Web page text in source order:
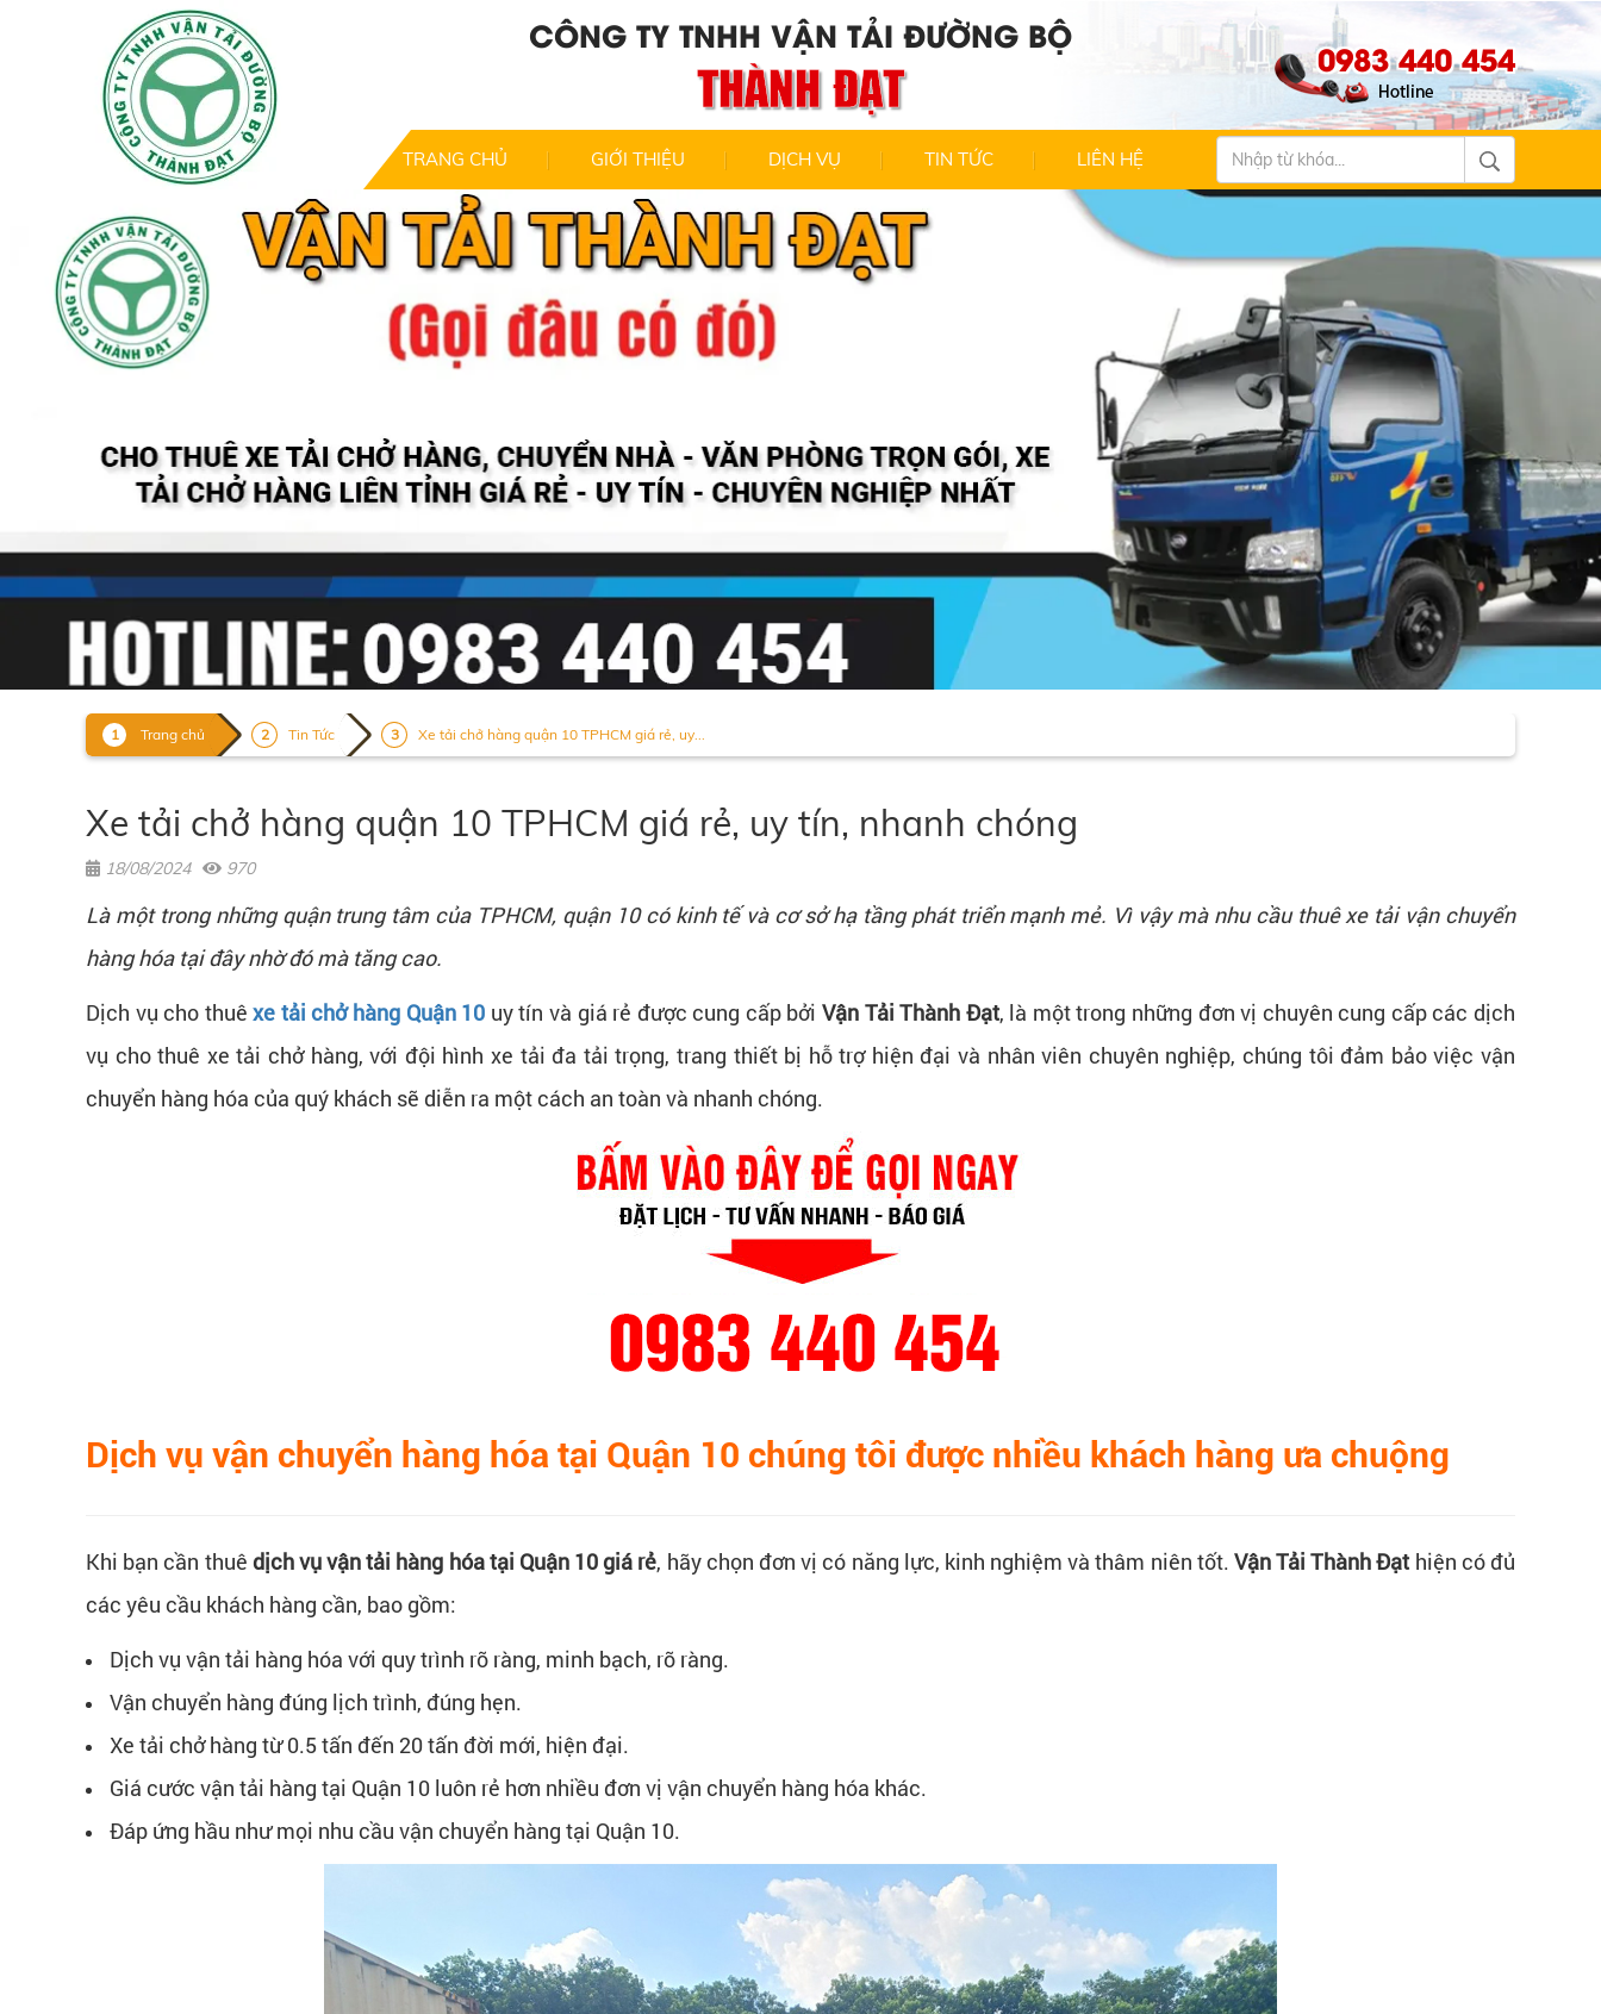
CÔNG TY TNHH VẬN TẢI ĐƯỜNG BỘ
THÀNH ĐẠT 0983 440 454
TRANG CHỦ GIỚI THIỆU DỊCH VỤ TIN TỨC LIÊN HỆ
Trang chủ Tin Tức Xe tải chở hàng quận 10 TPHCM giá rẻ, uy...
Xe tải chở hàng quận 10 TPHCM giá rẻ, uy tín, nhanh chóng
18/08/2024 970
Là một trong những quận trung tâm của TPHCM, quận 10 có kinh tế và cơ sở hạ tầng phát triển mạnh mẻ. Vì vậy mà nhu cầu thuê xe tải vận chuyển
hàng hóa tại đây nhờ đó mà tăng cao.
Dịch vụ cho thuêxe tải chở hàng Quận 10 uy tín và giá rẻ được cung cấp bởi Vận Tải Thành Đạt, là một trong những đơn vị chuyên cung cấp các dịch
vụ cho thuê xe tải chở hàng, với đội hình xe tải đa tải trọng, trang thiết bị hỗ trợ hiện đại và nhân viên chuyên nghiệp, chúng tôi đảm bảo việc vận
chuyển hàng hóa của quý khách sẽ diễn ra một cách an toàn và nhanh chóng.
Dịch vụ vận chuyển hàng hóa tại Quận 10 chúng tôi được nhiều khách hàng ưa chuộng
Khi bạn cần thuê dịch vụ vận tải hàng hóa tại Quận 10 giá rẻ, hãy chọn đơn vị có năng lực, kinh nghiệm và thâm niên tốt. Vận Tải Thành Đạt hiện có đủ
các yêu cầu khách hàng cần, bao gồm:
Dịch vụ vận tải hàng hóa với quy trình rõ ràng, minh bạch, rõ ràng.
Vận chuyển hàng đúng lịch trình, đúng hẹn.
Xe tải chở hàng từ 0.5 tấn đến 20 tấn đời mới, hiện đại.
Giá cước vận tải hàng tại Quận 10 luôn rẻ hơn nhiều đơn vị vận chuyển hàng hóa khác.
Đáp ứng hầu như mọi nhu cầu vận chuyển hàng tại Quận 10.